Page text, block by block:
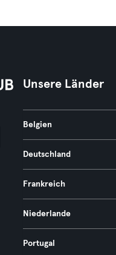
Unsere Länder
Belgien
Deutschland
Frankreich
Niederlande
Portugal